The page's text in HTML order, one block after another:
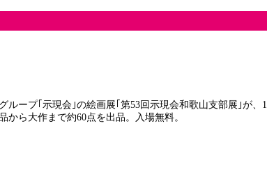
ープ｢示現会｣の絵画展｢第53回示現会和歌山支部展｣が
ら大作まで約60点を出品。入場無料。